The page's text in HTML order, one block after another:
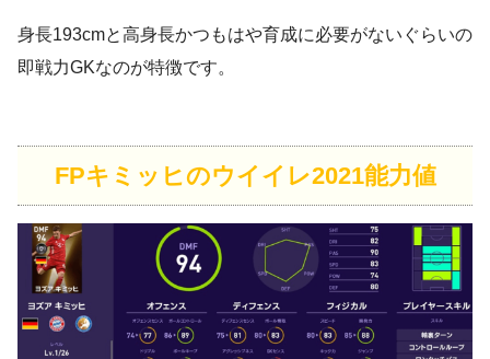
身長193cmと高身長かつもはや育成に必要がないぐらいの
即戦力GKなのが特徴です。
FPキミッヒのウイイレ2021能力値